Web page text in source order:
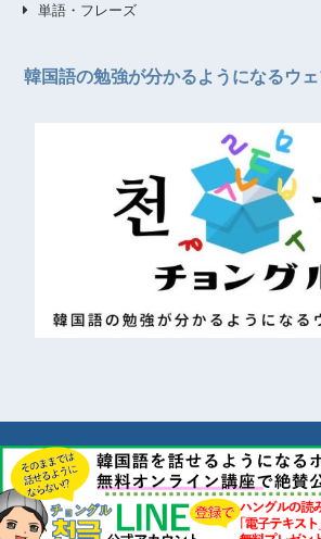
単語・フレーズ
韓国語の勉強が分かるようになるウ
© 천글【チョングル】